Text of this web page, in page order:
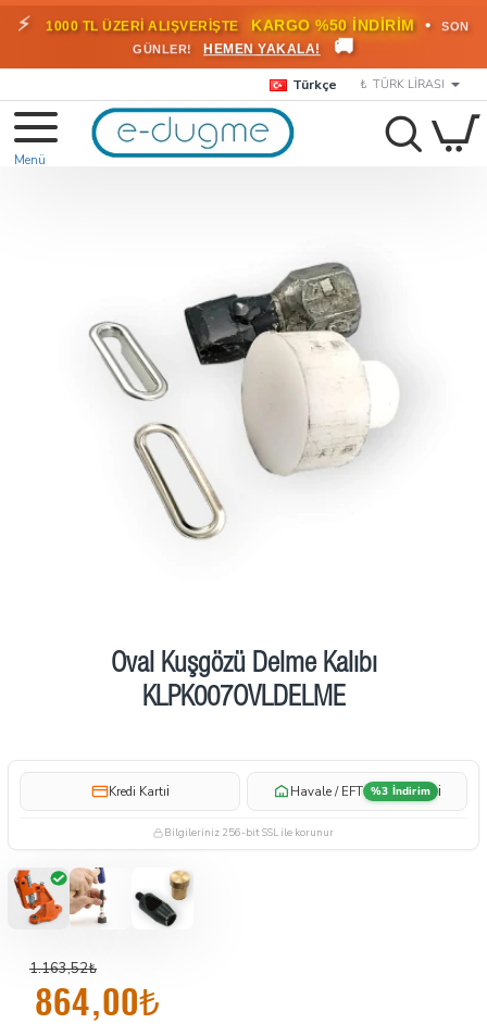
⚡ 1000 TL ÜZERİ ALIŞVERİŞTE KARGO %50 İNDİRİM •
SON
GÜNLER!
HEMEN YAKALA! 🚚
Türkçe ₺ TÜRK LIRASI
Oval Kuşgözü Delme Kalıbı
KLPK007OVLDELME
Kredi Kartıi Havale / EFT %3 İndirim i
Bilgileriniz 256-bit SSL ile korunur
864,00₺
1.163,52₺